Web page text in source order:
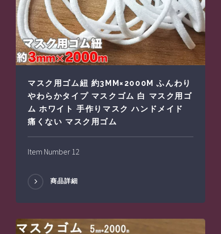
マスク用ゴム紐 約3MM×2000M ふんわり
やわらかタイプ マスクゴム 白 マスク用ゴ
ム ホワイト 手作りマスク ハンドメイド
痛くない マスク用ゴム
Item Number 12
商品詳細